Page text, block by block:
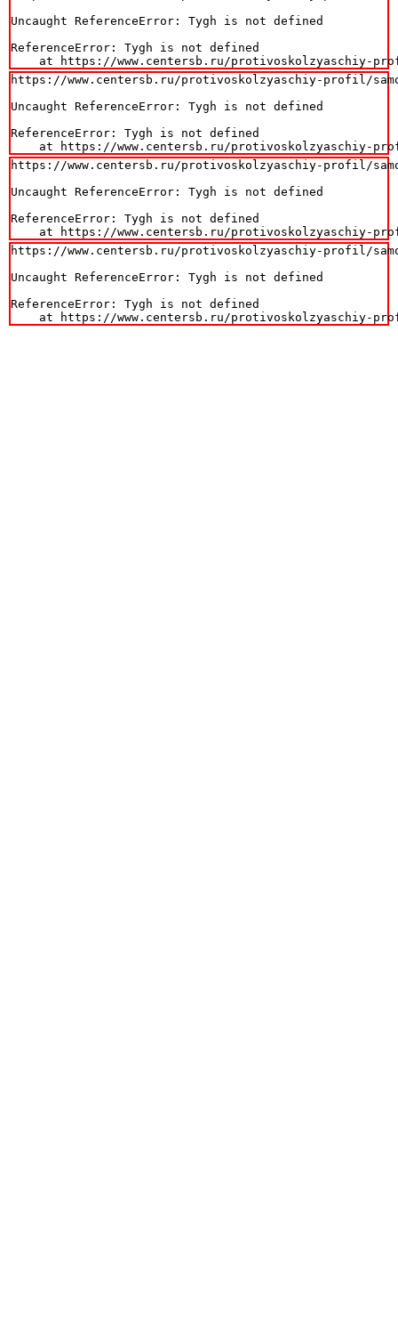
Uncaught ReferenceError: Tygh is not defined
ReferenceError: Tygh is not defined
at https://www.centersb.ru/protivoskolzyaschiy-
https://www.centersb.ru/protivoskolzyaschiy-profil/
Uncaught ReferenceError: Tygh is not defined
ReferenceError: Tygh is not defined
at https://www.centersb.ru/protivoskolzyaschiy-
https://www.centersb.ru/protivoskolzyaschiy-profil/
Uncaught ReferenceError: Tygh is not defined
ReferenceError: Tygh is not defined
at https://www.centersb.ru/protivoskolzyaschiy-
https://www.centersb.ru/protivoskolzyaschiy-profil/
Uncaught ReferenceError: Tygh is not defined
ReferenceError: Tygh is not defined
at https://www.centersb.ru/protivoskolzyaschiy-